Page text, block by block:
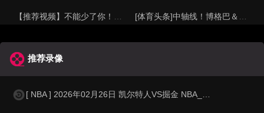
推荐录像
[ NBA ] 2026年02月26日 凯尔特人VS掘金 NBA_全场录像【